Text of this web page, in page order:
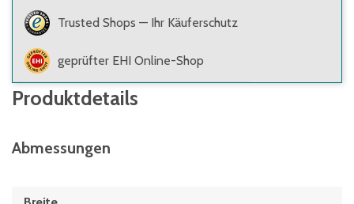
Trusted Shops — Ihr Käuferschutz
geprüfter EHI Online-Shop
Produktdetails
Abmessungen